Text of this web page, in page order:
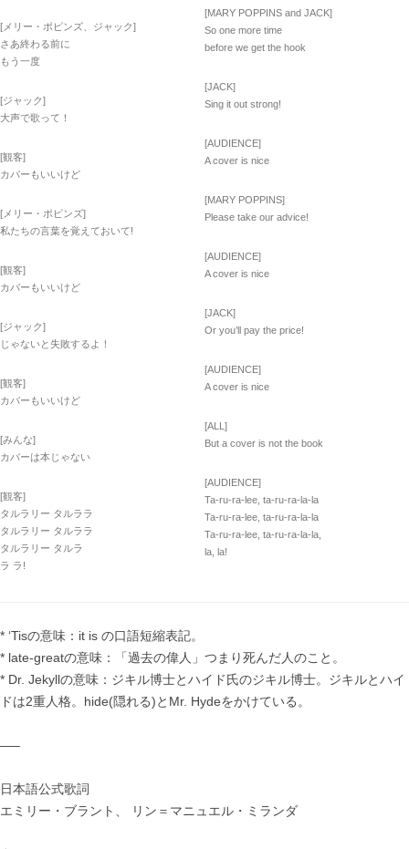
[メリー・ポピンズ、ジャック]
さあ終わる前に
もう一度
[ジャック]
大声で歌って！
[観客]
カバーもいいけど
[メリー・ポピンズ]
私たちの言葉を覚えておいて!
[観客]
カバーもいいけど
[ジャック]
じゃないと失敗するよ！
[観客]
カバーもいいけど
[みんな]
カバーは本じゃない
[観客]
タルラリー タルララ
タルラリー タルララ
タルラリー タルラ
ラ ラ!
[MARY POPPINS and JACK]
So one more time
before we get the hook
[JACK]
Sing it out strong!
[AUDIENCE]
A cover is nice
[MARY POPPINS]
Please take our advice!
[AUDIENCE]
A cover is nice
[JACK]
Or you’ll pay the price!
[AUDIENCE]
A cover is nice
[ALL]
But a cover is not the book
[AUDIENCE]
Ta-ru-ra-lee, ta-ru-ra-la-la
Ta-ru-ra-lee, ta-ru-ra-la-la
Ta-ru-ra-lee, ta-ru-ra-la-la,
la, la!
* ‘Tisの意味：it is の口語短縮表記。
* late-greatの意味：「過去の偉人」つまり死んだ人のこと。
* Dr. Jekyllの意味：ジキル博士とハイド氏のジキル博士。ジキルとハイ
ドは2重人格。hide(隠れる)とMr. Hydeをかけている。
—–
日本語公式歌詞
エミリー・ブラント、 リン＝マニュエル・ミランダ